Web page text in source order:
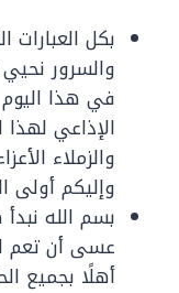
بكل العبارات
والسرور
في هذا
الإذاعي لهذا
والزملاء
وإليكم أولى
بسم الله
عسى أن تعم
أهلًا بجميع